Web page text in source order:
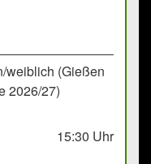
weiblich (Gießen
2026/27)
15:30 Uhr